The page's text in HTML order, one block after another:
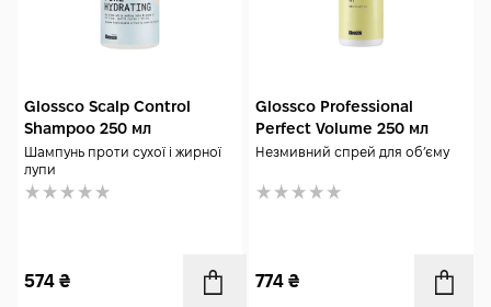
Glossco Scalp Control
Shampoo 250 мл
Шампунь проти сухої і жирної
лупи
574 ₴
Glossco Professional
Perfect Volume 250 мл
Незмивний спрей для обʼєму
774 ₴